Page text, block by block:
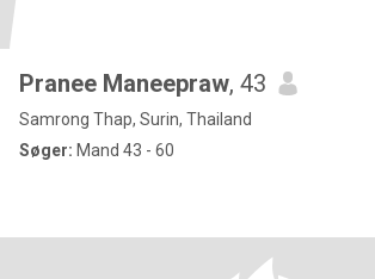
Pranee Maneepraw, 43
Samrong Thap, Surin, Thailand
Søger: Mand 43 - 60